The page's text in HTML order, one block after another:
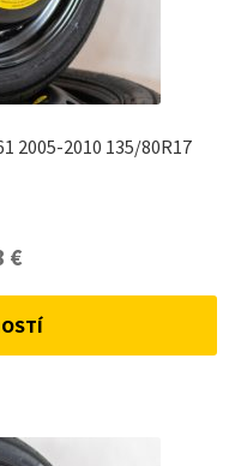
2005-2010 135/80R17
€Current